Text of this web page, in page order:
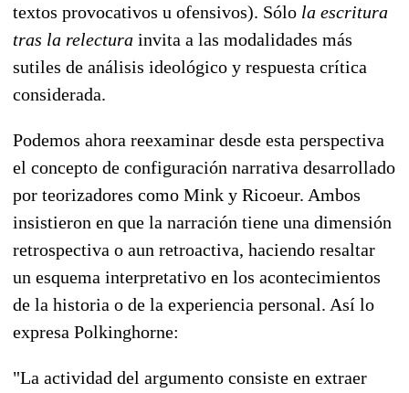
textos provocativos u ofensivos). Sólo la escritura
tras la relectura invita a las modalidades más
sutiles de análisis ideológico y respuesta crítica
considerada.
Podemos ahora reexaminar desde esta perspectiva
el concepto de configuración narrativa desarrollado
por teorizadores como Mink y Ricoeur. Ambos
insistieron en que la narración tiene una dimensión
retrospectiva o aun retroactiva, haciendo resaltar
un esquema interpretativo en los acontecimientos
de la historia o de la experiencia personal. Así lo
expresa Polkinghorne:
"La actividad del argumento consiste en extraer